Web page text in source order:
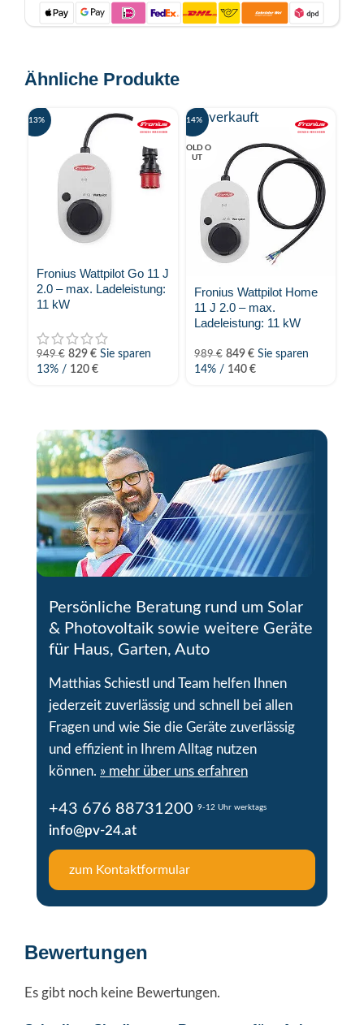
Ähnliche Produkte
-13%
Fronius Wattpilot Go 11 J
2.0 – max. Ladeleistung:
11 kW
949€ 829 € Sie sparen
13% / 120 €
Ausverkauft
-14%
SOLD O
UT
Fronius Wattpilot Home
11 J 2.0 – max.
Ladeleistung: 11 kW
989€ 849 € Sie sparen
14% / 140 €
Persönliche Beratung rund um Solar
& Photovoltaik sowie weitere Geräte
für Haus, Garten, Auto
Matthias Schiestl und Team helfen Ihnen
jederzeit zuverlässig und schnell bei allen
Fragen und wie Sie die Geräte zuverlässig
und effizient in Ihrem Alltag nutzen
können. » mehr über uns erfahren
+43 676 88731200 9-12 Uhr werktags
info@pv-24.at
zum Kontaktformular
Bewertungen
Es gibt noch keine Bewertungen.